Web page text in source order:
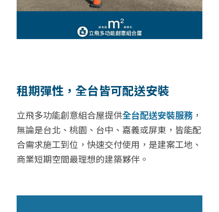
租期彈性，全台皆可配送安裝
立飛多功能創意組合屋提供全台配送安裝服務 ，
無論是台北、桃園、台中、嘉義或屏東，皆能配
合需求施工到位，快速交付使用，是建案工地、
商業短期空間最理想的建築夥伴。